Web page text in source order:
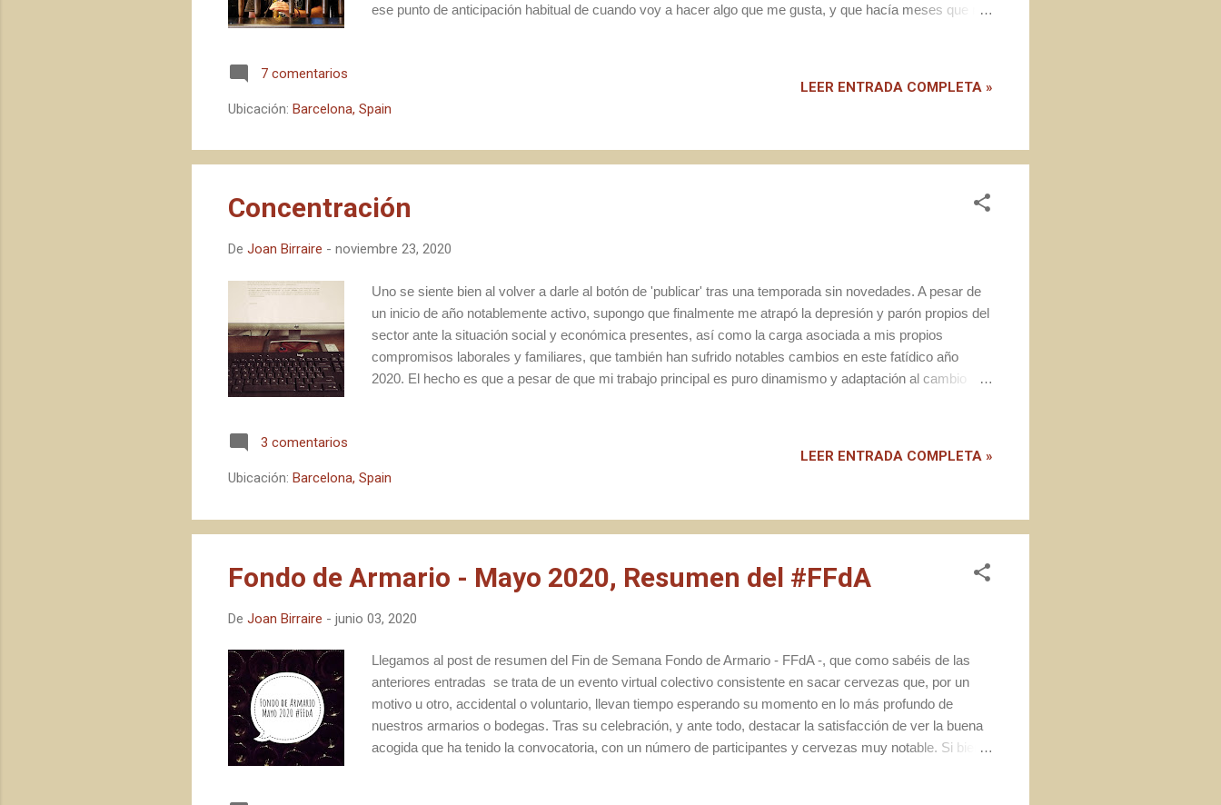
ese punto de anticipación habitual de cuando voy a hacer algo que me gusta, y que hacía meses que me
abrazo que nos pedía el cuerpo, Manolo no tarda en disparar: ‘ ¿Qué quieres tomar? Acabo de pinchar la
Sant Joan, de Carlos ’. No voy a perder la oportunidad de beber Ales Agull...
7 comentarios
Ubicación: Barcelona, Spain
LEER ENTRADA COMPLETA »
Concentración
De Joan Birraire - noviembre 23, 2020
Uno se siente bien al volver a darle al botón de 'publicar' tras una temporada sin novedades. A pesar de
un inicio de año notablemente activo, supongo que finalmente me atrapó la depresión y parón propios del
sector ante la situación social y económica presentes, así como la carga asociada a mis propios
compromisos laborales y familiares, que también han sufrido notables cambios en este fatídico año
2020. El hecho es que a pesar de que mi trabajo principal es puro dinamismo y adaptación al cambio
recurriendo a la auto-observación finalmente he podido desbloquear cuerpo y mente para poder
concentrarme en sacar adelante ciertos proyectos pendientes, como por ejemplo el libro e...
3 comentarios
Ubicación: Barcelona, Spain
LEER ENTRADA COMPLETA »
Fondo de Armario - Mayo 2020, Resumen del #FFdA
De Joan Birraire - junio 03, 2020
Llegamos al post de resumen del Fin de Semana Fondo de Armario - FFdA -, que como sabéis de las
anteriores entradas se trata de un evento virtual colectivo consistente en sacar cervezas que, por un
motivo u otro, accidental o voluntario, llevan tiempo esperando su momento en lo más profundo de
nuestros armarios o bodegas. Tras su celebración, y ante todo, destacar la satisfacción de ver la buena
acogida que ha tenido la convocatoria, con un número de participantes y cervezas muy notable. Si bien